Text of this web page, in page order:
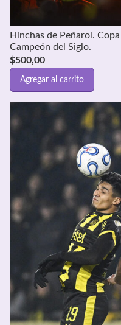
Hinchas de Peñarol.
Campeón del Siglo.
$500,00
Agregar al carrito